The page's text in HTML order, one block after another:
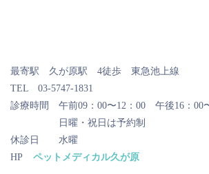
最寄駅 久が原駅 4徒歩 東急池上線
TEL 03-5747-1831
診療時間 午前09：00〜12：00 午後16：00
日曜・祝日は予約制
休診日 水曜
HP
ペットメディカル久が原